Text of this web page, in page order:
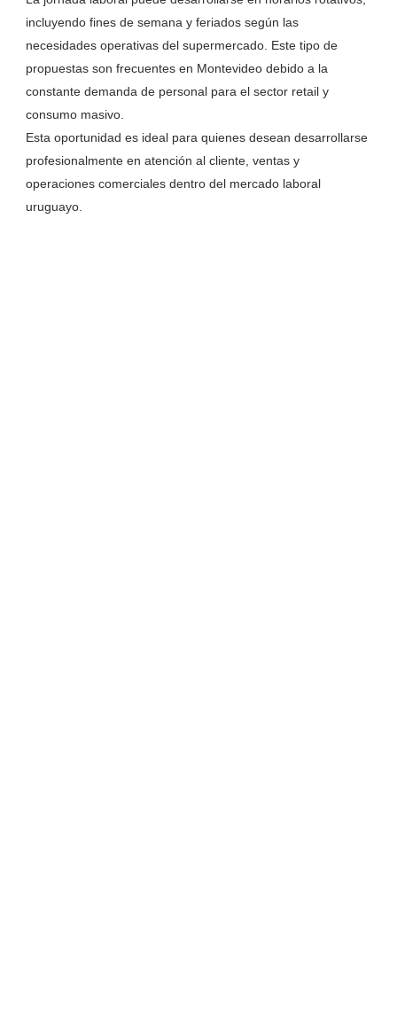
incluyendo fines de semana y feriados según las
necesidades operativas del supermercado. Este tipo de
propuestas son frecuentes en Montevideo debido a la
constante demanda de personal para el sector retail y
consumo masivo.
Esta oportunidad es ideal para quienes desean desarrollarse
profesionalmente en atención al cliente, ventas y
operaciones comerciales dentro del mercado laboral
uruguayo.